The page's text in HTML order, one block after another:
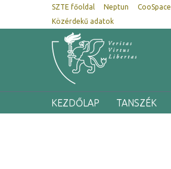
SZTE főoldal Neptun CooSpace
Közérdekű adatok
KEZDŐLAP TANSZÉK